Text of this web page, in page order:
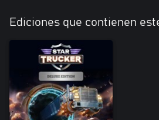
Ediciones que contienen